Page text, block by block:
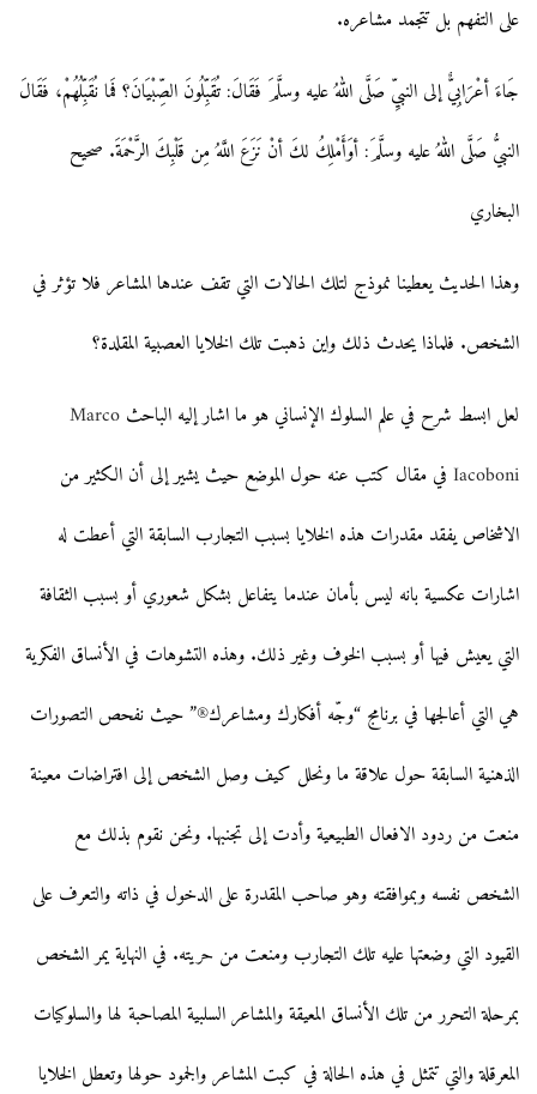
على التفهم بل تتجمد مشاعره.
جَاءَ أعْرَابِيٌّ إلى النبيِّ صَلَّى اللهُ عليه وسلَّمَ فَقَالَ: تُقَبِّلُونَ الصِّبْيَانَ؟ فَما نُقَبِّلُهُمْ، فَقَالَ
النبيُّ صَلَّى اللهُ عليه وسلَّمَ: أوَأَمْلِكُ لكَ أنْ نَزَعَ اللَّهُ مِن قَلْبِكَ الرَّحْمَةَ. صحيح
البخاري
وهذا الحديث يعطينا نموذج لتلك الحالات التي تقف عندها المشاعر فلا تؤثر في
الشخص. فلماذا يحدث ذلك واين ذهبت تلك الخلايا العصبية المقلدة؟
لعل ابسط شرح في علم السلوك الإنساني هو ما اشار إليه الباحث Marco
Iacoboni في مقال كتب عنه حول الموضع حيث يشير إلى أن الكثير من
الاشخاص يفقد مقدرات هذه الخلايا بسبب التجارب السابقة التي أعطت له
اشارات عكسية بانه ليس بأمان عندما يتفاعل بشكل شعوري أو بسبب الثقافة
التي يعيش فيها أو بسبب الخوف وغير ذلك. وهذه التشوهات في الأنساق الفكرية
هي التي أعالجها في برنامج “وجّه أفكارك ومشاعرك®” حيث نفحص التصورات
الذهنية السابقة حول علاقة ما ونحلل كيف وصل الشخص إلى افتراضات معينة
منعت من ردود الافعال الطبيعية وأدت إلى تجنبها. ونحن نقوم بذلك مع
الشخص نفسه وبموافقته وهو صاحب المقدرة على الدخول في ذاته والتعرف على
القيود التي وضعتها عليه تلك التجارب ومنعت من حريته. في النهاية يمر الشخص
بمرحلة التحرر من تلك الأنساق المعيقة والمشاعر السلبية المصاحبة لها والسلوكيات
المعرقلة والتي تتمثل في هذه الحالة في كبت المشاعر والجمود حولها وتعطل الخلايا